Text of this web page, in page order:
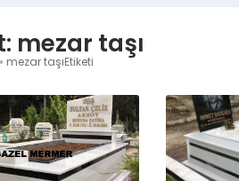
mezar taşı
» mezar taşıEtiketi